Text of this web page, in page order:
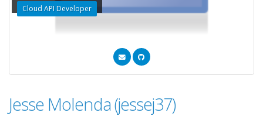
Cloud API Developer
Jesse Molenda (jessej37)